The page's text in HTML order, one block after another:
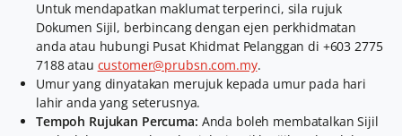
Untuk mendapatkan maklumat terperinci, sila rujuk
Dokumen Sijil, berbincang dengan ejen perkhidmatan
anda atau hubungi Pusat Khidmat Pelanggan di +603 2775
7188 atau customer@prubsn.com.my.
Umur yang dinyatakan merujuk kepada umur pada hari
lahir anda yang seterusnya.
Tempoh Rujukan Percuma: Anda boleh membatalkan Sijil